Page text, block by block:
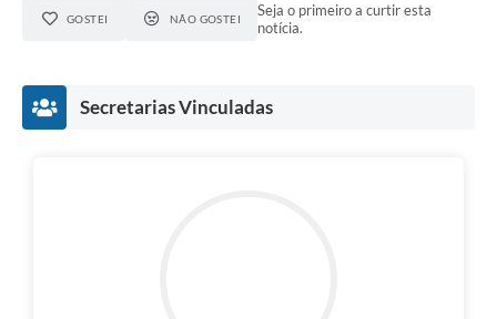
GOSTEI NÃO GOSTEI
Seja o primeiro a curtir esta
notícia.
Secretarias Vinculadas